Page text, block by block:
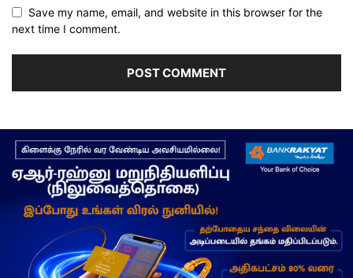
Save my name, email, and website in this browser for the
next time I comment.